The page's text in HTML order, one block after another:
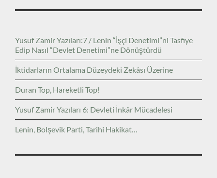
Yusuf Zamir Yazıları:7 / Lenin “İşçi Denetimi”ni Tasfiye
Edip Nasıl “Devlet Denetimi”ne Dönüştürdü
İktidarların Ortalama Düzeydeki Zekâsı Üzerine
Duran Top, Hareketli Top!
Yusuf Zamir Yazıları 6: Devleti İnkâr Mücadelesi
Lenin, Bolşevik Parti, Tarihi Hakikat…